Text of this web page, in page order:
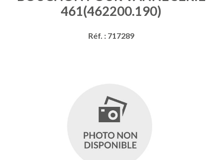
461(462200.190)
Réf. : 717289